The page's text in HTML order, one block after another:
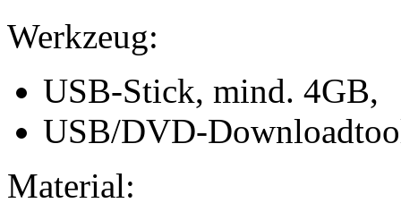
Werkzeug:
USB-Stick, mind. 4GB,
USB/DVD-
Material: